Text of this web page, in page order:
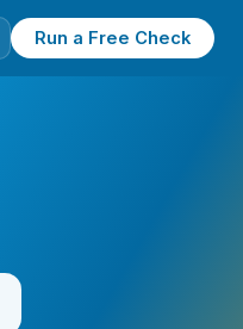
Run a Free Check